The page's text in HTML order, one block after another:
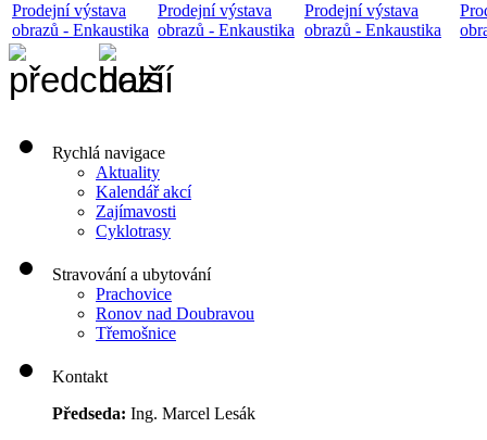
Prodejní výstava
obrazů - Enkaustika
Prodejní výstava
obrazů - Enkaustika
Prodejní výstava
obrazů - Enkaustika
Rychlá navigace
Aktuality
Kalendář akcí
Zajímavosti
Cyklotrasy
Stravování a ubytování
Prachovice
Ronov nad Doubravou
Třemošnice
Kontakt
Předseda: Ing. Marcel Lesák